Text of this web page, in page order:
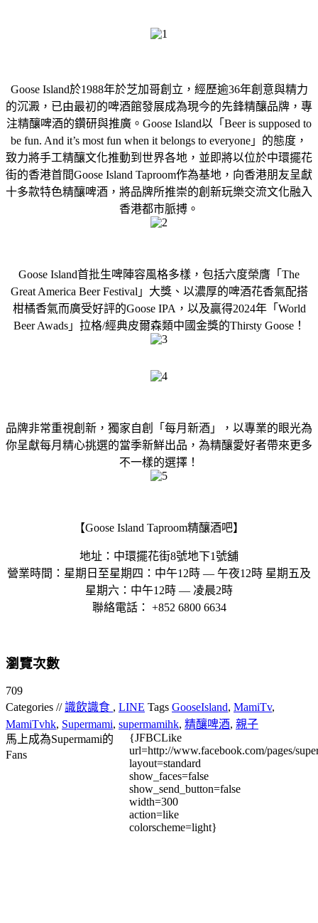
Goose Island於1988年於芝加哥創立，經歷逾36年創意與精力
的沉澱，已由最初的啤酒館發展成為現今的先鋒精釀品牌，專
注精釀啤酒的鑽研與推廣。Goose Island以「Beer is supposed to
be fun. And it’s most fun when it belongs to everyone」的態度，
致力將手工精釀文化推動到世界各地，並即將以位於中環擺花
街的香港首間Goose Island Taproom作為基地，向香港朋友呈獻
十多款特色精釀啤酒，將品牌所推崇的創新玩樂交流文化融入
香港都市脈搏。
Goose Island首批生啤陣容風格多樣，包括六度榮膺「The
Great America Beer Festival」大獎、以濃厚的啤酒花香氣配搭
柑橘香氣而廣受好評的Goose IPA，以及贏得2024年「World
Beer Awads」拉格/經典皮爾森類中國金獎的Thirsty Goose！
品牌非常重視創新，獨家自創「每月新酒」，以專業的眼光為
你呈獻每月精心挑選的當季新鮮出品，為精釀愛好者帶來更多
不一樣的選擇！
【Goose Island Taproom精釀酒吧】
地址：中環擺花街8號地下1號舖
營業時間：星期日至星期四：中午12時 — 午夜12時 星期五及
星期六：中午12時 — 凌晨2時
聯絡電話： +852 6800 6634
瀏覽次數
709
Categories //識飲識食 , LINE Tags GooseIsland, MamiTv,
MamiTvhk, Supermami, supermamihk, 精釀啤酒, 親子
馬上成為Supermami的
Fans
{JFBCLike
url=http://www.facebook.com/pages/
layout=standard
show_faces=false
show_send_button=false
width=300
action=like
colorscheme=light}